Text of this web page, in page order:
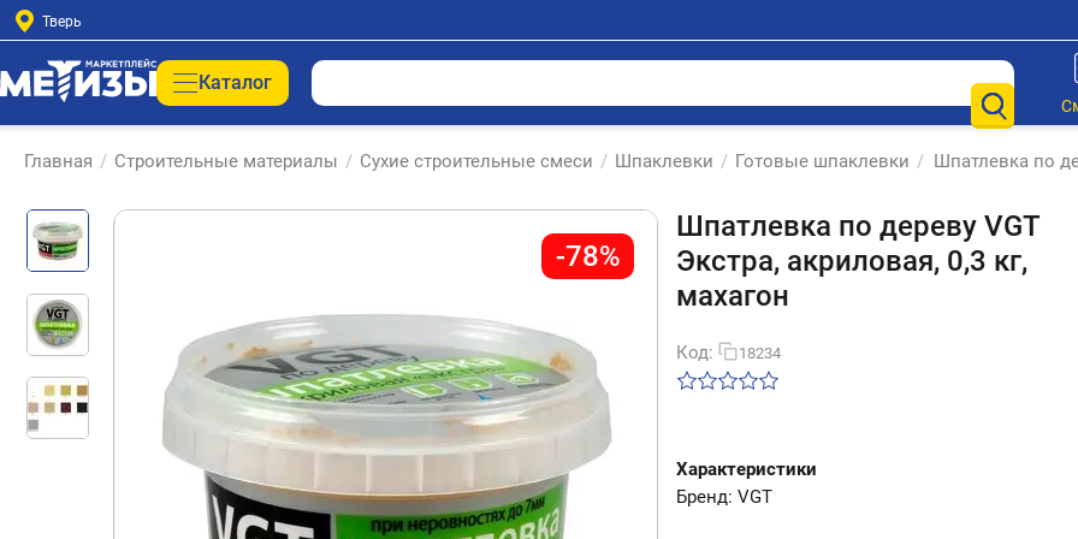
Тверь
Каталог
Главная / Строительные материалы / Сухие строительные смеси / Шпаклевки / Готовые шпаклевки / Шпатлевка по
-78%
Шпатлевка по дереву VGT
Экстра, акриловая, 0,3 кг,
махагон
Код: 18234
Характеристики
Бренд: VGT